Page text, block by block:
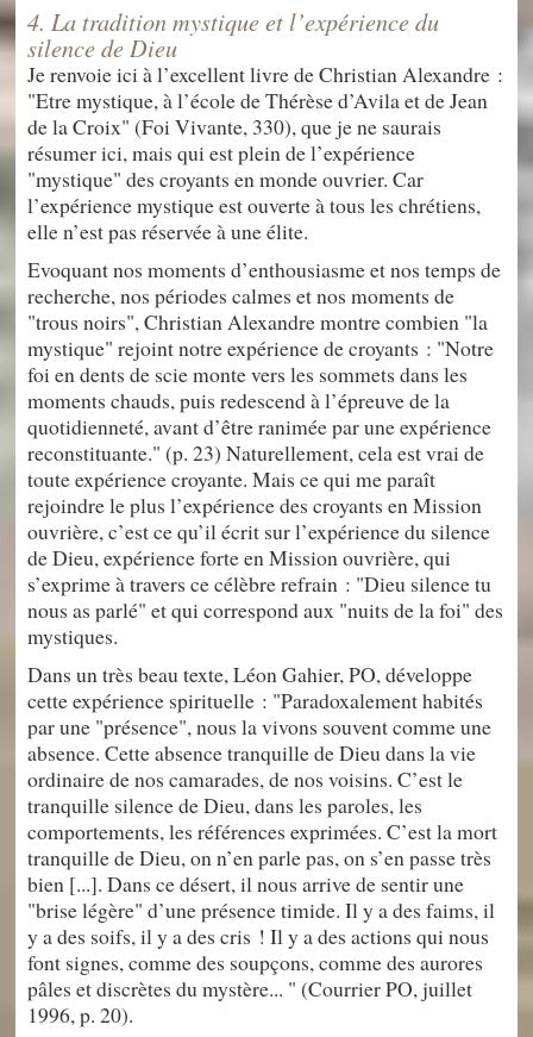
4. La tradition mystique et l’expérience du
silence de Dieu
Je renvoie ici à l’excellent livre de Christian Alexandre :
"Etre mystique, à l’école de Thérèse d’Avila et de Jean
de la Croix" (Foi Vivante, 330), que je ne saurais
résumer ici, mais qui est plein de l’expérience
"mystique" des croyants en monde ouvrier. Car
l’expérience mystique est ouverte à tous les chrétiens,
elle n’est pas réservée à une élite.
Evoquant nos moments d’enthousiasme et nos temps de
recherche, nos périodes calmes et nos moments de
"trous noirs", Christian Alexandre montre combien "la
mystique" rejoint notre expérience de croyants : "Notre
foi en dents de scie monte vers les sommets dans les
moments chauds, puis redescend à l’épreuve de la
quotidienneté, avant d’être ranimée par une expérience
reconstituante." (p. 23) Naturellement, cela est vrai de
toute expérience croyante. Mais ce qui me paraît
rejoindre le plus l’expérience des croyants en Mission
ouvrière, c’est ce qu’il écrit sur l’expérience du silence
de Dieu, expérience forte en Mission ouvrière, qui
s’exprime à travers ce célèbre refrain : "Dieu silence tu
nous as parlé" et qui correspond aux "nuits de la foi" des
mystiques.
Dans un très beau texte, Léon Gahier, PO, développe
cette expérience spirituelle : "Paradoxalement habités
par une "présence", nous la vivons souvent comme une
absence. Cette absence tranquille de Dieu dans la vie
ordinaire de nos camarades, de nos voisins. C’est le
tranquille silence de Dieu, dans les paroles, les
comportements, les références exprimées. C’est la mort
tranquille de Dieu, on n’en parle pas, on s’en passe très
bien [...]. Dans ce désert, il nous arrive de sentir une
"brise légère" d’une présence timide. Il y a des faims, il
y a des soifs, il y a des cris ! Il y a des actions qui nous
font signes, comme des soupçons, comme des aurores
pâles et discrètes du mystère... " (Courrier PO, juillet
1996, p. 20).